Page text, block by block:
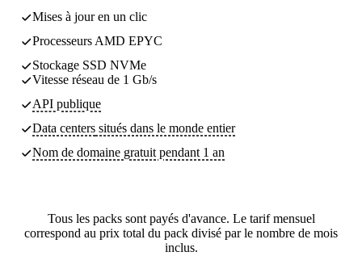
Mises à jour en un clic
Processeurs AMD EPYC
Stockage SSD NVMe
Vitesse réseau de 1 Gb/s
API publique
Data centers situés dans le monde entier
Nom de domaine gratuit pendant 1 an
Tous les packs sont payés d'avance. Le tarif mensuel
correspond au prix total du pack divisé par le nombre de mois
inclus.